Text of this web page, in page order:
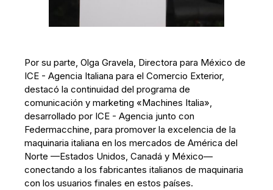
Por su parte, Olga Gravela, Directora para México de
ICE - Agencia Italiana para el Comercio Exterior,
destacó la continuidad del programa de
comunicación y marketing «Machines Italia»,
desarrollado por ICE - Agencia junto con
Federmacchine, para promover la excelencia de la
maquinaria italiana en los mercados de América del
Norte —Estados Unidos, Canadá y México—
conectando a los fabricantes italianos de maquinaria
con los usuarios finales en estos países.